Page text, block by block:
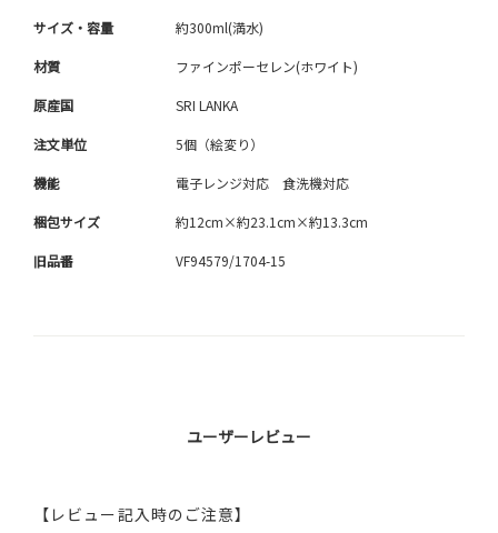
サイズ・容量 約300ml(満水)
材質 ファインポーセレン(ホワイト)
原産国 SRI LANKA
注文単位 5個（絵変り）
機能 電子レンジ対応 食洗機対応
梱包サイズ 約12cm×約23.1cm×約13.3cm
旧品番 VF94579/1704-15
ユーザーレビュー
【レビュー記入時のご注意】